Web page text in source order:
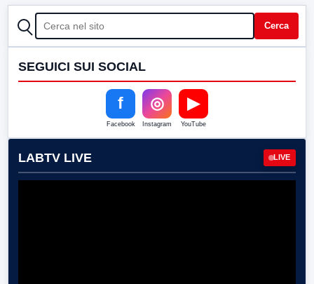
CERCA Cerca
SEGUICI SUI SOCIAL
f
Facebook
◎
Instagram
▶
YouTube
LABTV LIVE LIVE